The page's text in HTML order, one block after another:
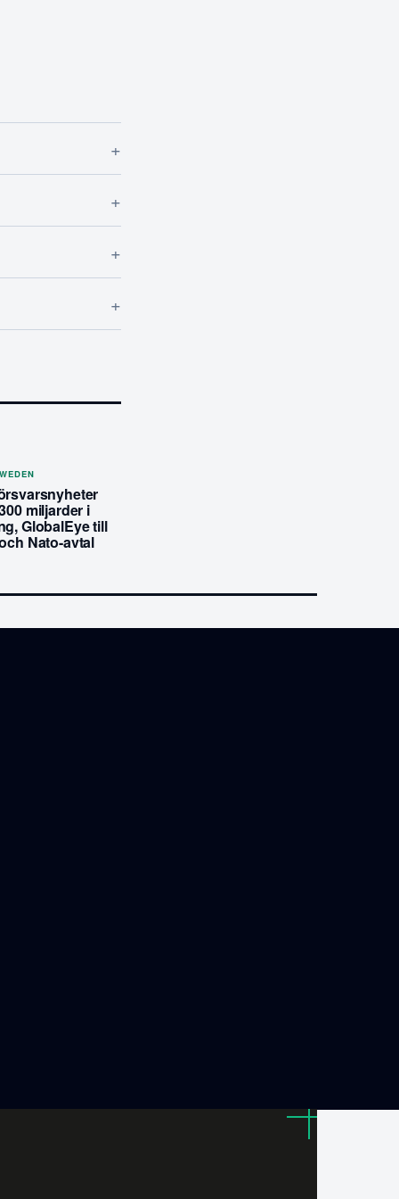
+
+
+
+
miljarder i
GlobalEye till
Nato-avtal